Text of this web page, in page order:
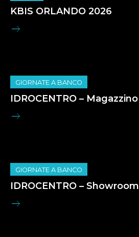
KBIS ORLANDO 2026
GIORNATE A BANCO
IDROCENTRO – Magazzino
GIORNATE A BANCO
IDROCENTRO – Showroom